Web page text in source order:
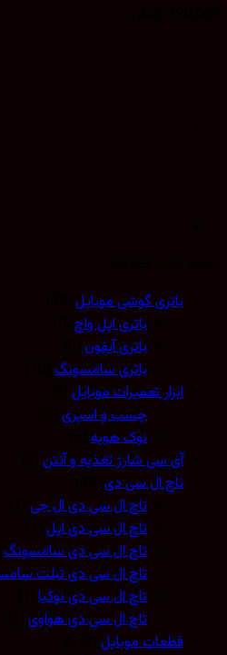
باتری گوشی موبایل(10)
باتری اپل واچ(0)
باتری آیفون(0)
باتری سامسونگ(10)
ابزار تعمیرات موبایل(9)
چسب و اسپری(3)
نوک هویه(5)
آی سی شارژ تغذیه و آنتن(0)
تاچ ال سی دی(12)
تاچ ال سی دی ال جی(1)
تاچ ال سی دی اپل(1)
تاچ ال سی دی سامسونگ(3)
تاچ ال سی دی تبلت سامسونگ
تاچ ال سی دی نوکیا (1)
تاچ ال سی دی هواوی(4)
قطعات موبایل(573)